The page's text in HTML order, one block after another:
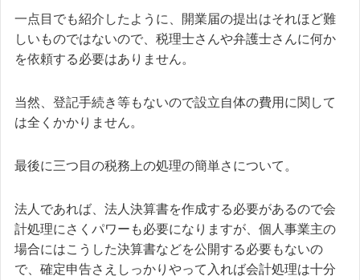
一点目でも紹介したように、開業届の提出はそれほど難
しいものではないので、税理士さんや弁護士さんに何か
を依頼する必要はありません。
当然、登記手続き等もないので設立自体の費用に関して
は全くかかりません。
最後に三つ目の税務上の処理の簡単さについて。
法人であれば、法人決算書を作成する必要があるので会
計処理にさくパワーも必要になりますが、個人事業主の
場合にはこうした決算書などを公開する必要もないの
で、確定申告さえしっかりやって入れば会計処理は十分